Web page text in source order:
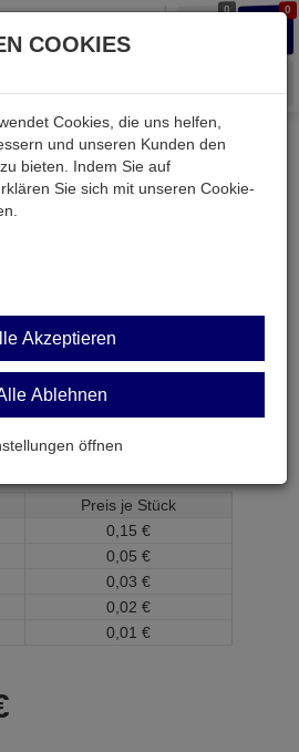
0 0
& SAT
Empfangstechnik
BF 0603
Preis je Stück
0, 15 €
0, 05 €
0, 03 €
0, 02 €
0, 01 €
COOKIES
Cookies, die uns helfen,
und unseren Kunden den
bieten. Indem Sie auf
Sie sich mit unseren Cookie-
Akzeptieren
Ablehnen
öffnen